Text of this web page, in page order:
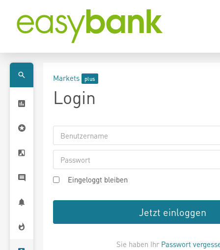
Markets
Login
Eingeloggt bleiben
Jetzt einloggen
Sie haben Ihr Passwort